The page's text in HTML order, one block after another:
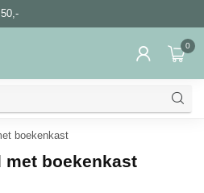
0
boekenkast
boekenkast